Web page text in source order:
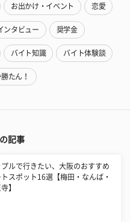
お出かけ・イベント 恋愛
ンタビュー 奨学金
バイト知識 バイト体験談
たん！
記事
プルで行きたい、大阪のおすすめ
トスポット16選【梅田・なんば・
】